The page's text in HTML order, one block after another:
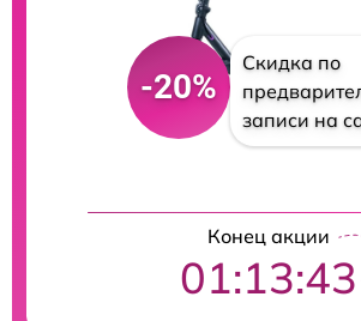
-20%
Скидка по
записи на
Конец акции
01:13:42